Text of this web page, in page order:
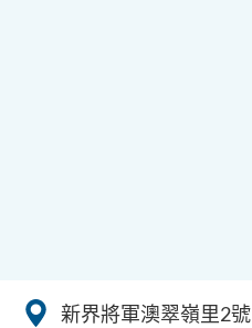
新界將軍澳翠嶺里2號